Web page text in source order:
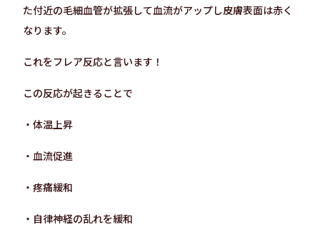
た付近の毛細血管が拡張して血流がアップし皮膚表面は赤く
なります。
これをフレア反応と言います！
この反応が起きることで
・体温上昇
・血流促進
・疼痛緩和
・自律神経の乱れを緩和